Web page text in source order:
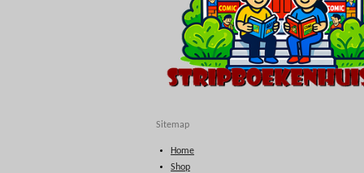
Sitemap
Home
Shop